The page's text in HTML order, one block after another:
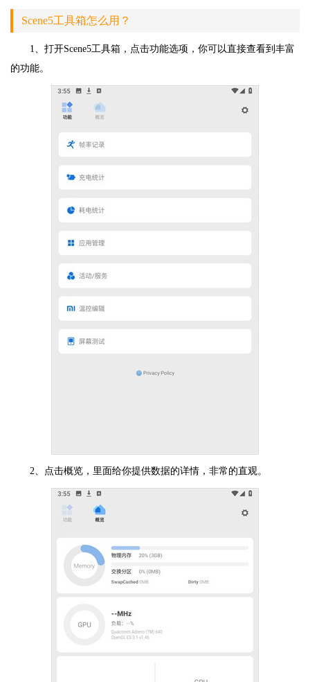
Scene5工具箱怎么用？
1、打开Scene5工具箱，点击功能选项，你可以直接查看到丰富
的功能。
2、点击概览，里面给你提供数据的详情，非常的直观。